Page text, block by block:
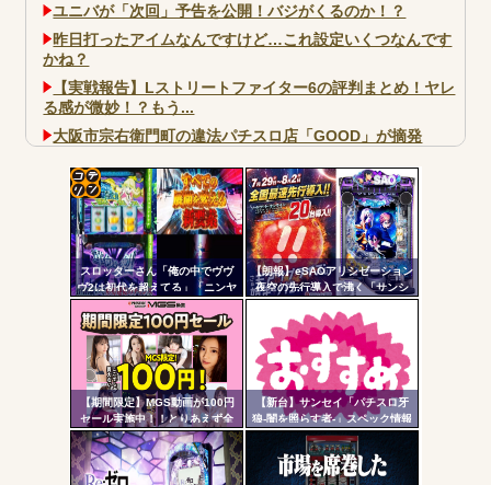
ユニバが「次回」予告を公開！バジがくるのか！？
昨日打ったアイムなんですけど…これ設定いくつなんです
かね？
【実戦報告】Lストリートファイター6の評判まとめ！ヤレ
る感が微妙！？もう...
大阪市宗右衛門町の違法パチスロ店「GOOD」が摘発
パチンコで人気のないキャラを青色担当にするのやめろや
ワイ、パチンコ屋店員の目の前で会員カードを握り潰し
「今までありがとう」と...
無職のパチンコカス(22)なんやが、ワイの人生どれくらい
ヤバいか教えて？...
AngelBeats!とかいうクソアニメの思い出ｗｗｗ
Powered by livedoor 相互RSS
スロッターさん「俺の中でヴヴ
ヴ2は初代を超えてる」「ニンヤ
メで状況が一変するのも良いス
パイスになってる」
【朗報】eSAOアリシゼーション
夜空の先行導入で沸く「サンシ
ャインKYORAKU平針」2日連続
で総差枚10万枚超えの祭りを開
催中ｗｗｗｗ
【期間限定】MGS動画が100円
セール実施中！！とりあえず全
部買うやろｗｗｗｗｗ
【新台】サンセイ「パチスロ牙
狼-闇を照らす者-」スペック情報
判明！純増約9.1枚のAT機、疑似
ボ突破型、究極魔戒RUSHは継続
率82.6%のバトルタイプAT
コテ
リン
- 固
ンク
自動
更新
ツー
ル